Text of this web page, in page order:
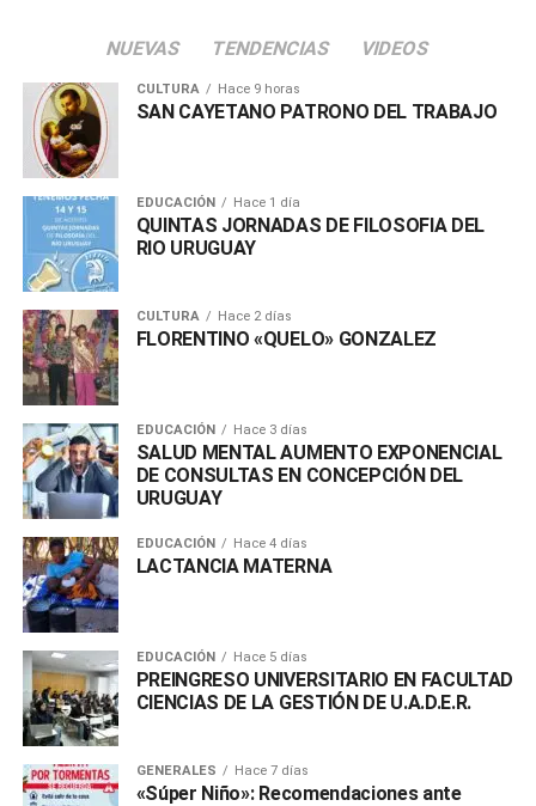
NUEVAS TENDENCIAS VIDEOS
CULTURA Hace 9 horas
SAN CAYETANO PATRONO DEL TRABAJO
EDUCACIÓN Hace 1 día
QUINTAS JORNADAS DE FILOSOFIA DEL
RIO URUGUAY
CULTURA Hace 2 días
FLORENTINO «QUELO» GONZALEZ
EDUCACIÓN Hace 3 días
SALUD MENTAL AUMENTO EXPONENCIAL
DE CONSULTAS EN CONCEPCIÓN DEL
URUGUAY
EDUCACIÓN Hace 4 días
LACTANCIA MATERNA
EDUCACIÓN Hace 5 días
PREINGRESO UNIVERSITARIO EN FACULTAD
CIENCIAS DE LA GESTIÓN DE U.A.D.E.R.
GENERALES Hace 7 días
«Súper Niño»: Recomendaciones ante